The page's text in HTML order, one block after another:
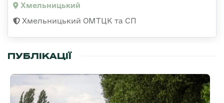
Хмельницький
Хмельницький ОМТЦК та СП
ПУБЛІКАЦІЇ